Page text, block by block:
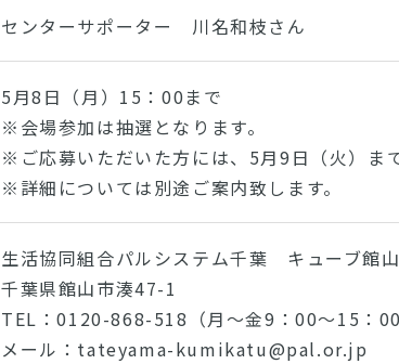
センターサポーター 川名和枝さん
5月8日（月）15：00まで
※会場参加は抽選となります。
※ご応募いただいた方には、5月9日（火）ま
※詳細については別途ご案内致します。
生活協同組合パルシステム千葉 キューブ館山
千葉県館山市湊47-1
TEL：0120-868-518（月～金9：00～15：00
メール：tateyama-kumikatu@pal.or.jp